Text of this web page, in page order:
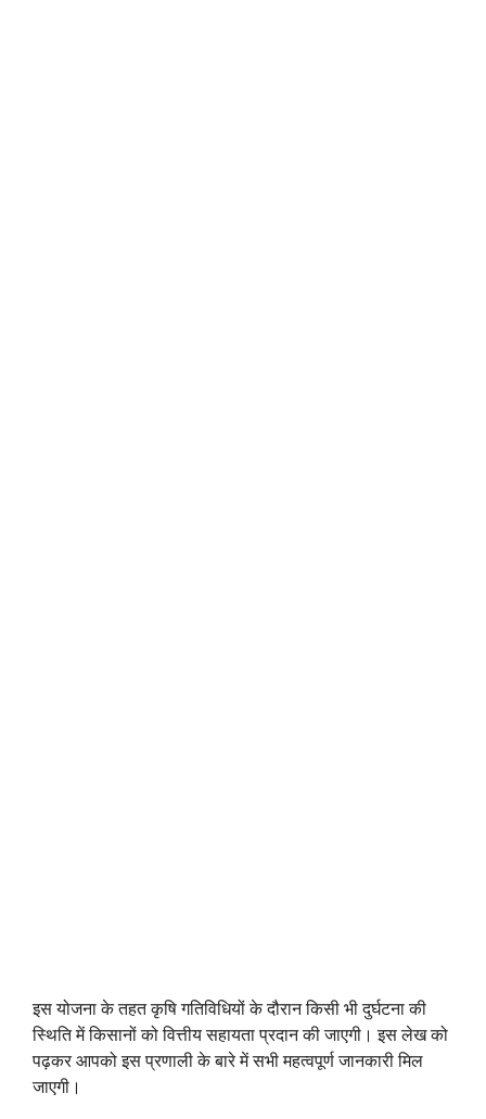
इस योजना के तहत कृषि गतिविधियों के दौरान किसी भी दुर्घटना की
स्थिति में किसानों को वित्तीय सहायता प्रदान की जाएगी। इस लेख को
पढ़कर आपको इस प्रणाली के बारे में सभी महत्वपूर्ण जानकारी मिल
जाएगी।